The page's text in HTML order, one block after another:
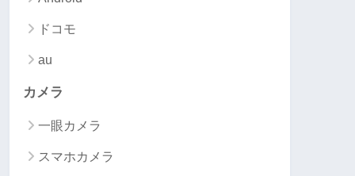
ドコモ
au
カメラ
一眼カメラ
スマホカメラ